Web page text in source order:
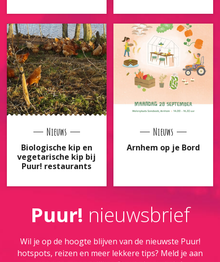
Nieuws
Biologische kip en
vegetarische kip bij
Puur! restaurants
Nieuws
Arnhem op je Bord
Puur! nieuwsbrief
Wil je op de hoogte blijven van de nieuwste Puur!
hotspots, reizen en meer lekkere tips? Meld je aan